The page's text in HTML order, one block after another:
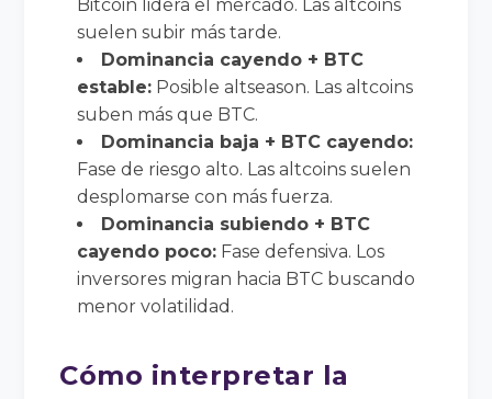
Bitcoin lidera el mercado. Las altcoins
suelen subir más tarde.
Dominancia cayendo + BTC
estable: Posible altseason. Las altcoins
suben más que BTC.
Dominancia baja + BTC cayendo:
Fase de riesgo alto. Las altcoins suelen
desplomarse con más fuerza.
Dominancia subiendo + BTC
cayendo poco: Fase defensiva. Los
inversores migran hacia BTC buscando
menor volatilidad.
Cómo interpretar la